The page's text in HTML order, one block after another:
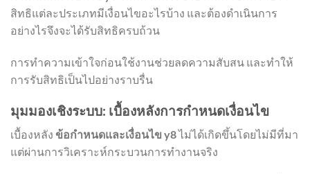
สิทธิแต่ละประเภทมีเงื่อนไขอะไรบ้าง และต้องดำเนินการ
อย่างไรจึงจะได้รับสิทธิครบถ้วน
การทำความเข้าใจก่อนใช้งานช่วยลดความสับสน และทำให้
การรับสิทธิเป็นไปอย่างราบรื่น
มุมมองเชิงระบบ: เบื้องหลังการกำหนดเงื่อนไข
เบื้องหลัง ข้อกำหนดและเงื่อนไข y8ไม่ได้เกิดขึ้นโดยไม่มีที่มา
แต่ผ่านการวิเคราะห์กระบวนการทำงานจริง